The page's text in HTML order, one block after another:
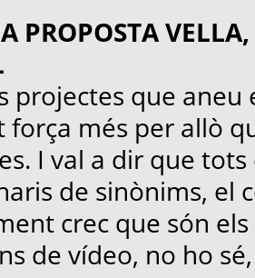
PROPOSTA
projectes que
força més per allò
I val a dir que
de sinònims,
crec que són
de vídeo, no ho